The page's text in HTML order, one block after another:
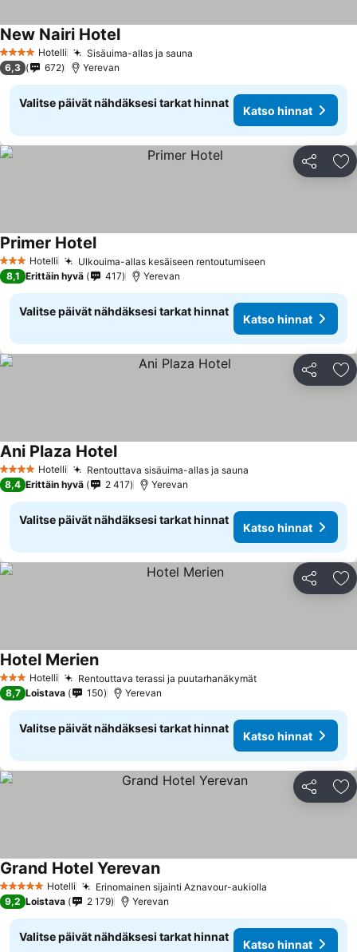
4 Tähtiluokitus
Hotelli Sisäuima-allas ja sauna
New Nairi HotelKatso hinnat
6,3 672 Yerevan
Valitse päivät nähdäksesi tarkat hinnat
Katso hinnat
Jaa
3 Tähtiluokitus
Hotelli Ulkouima-allas kesäiseen rentoutumiseen
Primer HotelKatso hinnat
8,1 Erittäin hyvä 417 Yerevan
Valitse päivät nähdäksesi tarkat hinnat
Katso hinnat
Jaa
4 Tähtiluokitus
Hotelli Rentouttava sisäuima-allas ja sauna
Ani Plaza HotelKatso hinnat
8,4 Erittäin hyvä 2 417 Yerevan
Valitse päivät nähdäksesi tarkat hinnat
Katso hinnat
Jaa
3 Tähtiluokitus
Hotelli Rentouttava terassi ja puutarhanäkymätKatso hinnat
Hotel MerienKatso hinnat
8,7 Loistava 150 Yerevan
Valitse päivät nähdäksesi tarkat hinnat
Katso hinnat
Jaa
5 Tähtiluokitus
Hotelli Erinomainen sijainti Aznavour-aukiolla
Grand Hotel YerevanKatso hinnat
9,2 Loistava 2 179 Yerevan
Valitse päivät nähdäksesi tarkat hinnat
Katso hinnat